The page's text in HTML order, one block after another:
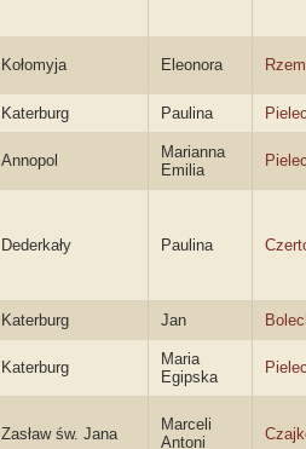
Kołomyja Eleonora
Katerburg Paulina
Annopol
Marianna
Emilia
Dederkały Paulina
Katerburg Jan
Katerburg
Maria
Egipska
Zasław św. Jana
Marceli
Antoni